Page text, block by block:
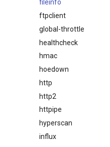
fileinfo
ftpclient
global-throttle
healthcheck
hmac
hoedown
http
http2
httpipe
hyperscan
influx